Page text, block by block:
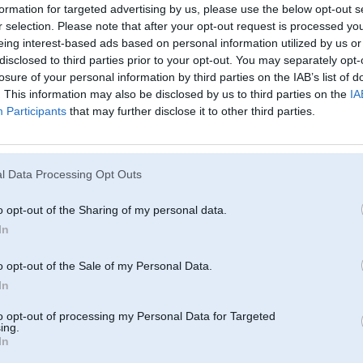
for targeted advertising by us, please use the below opt-out
selection. Please note that after your opt-out request is processed
interest-based ads based on personal information utilized by us
to third parties prior to your opt-out. You may separately
of your personal information by third parties on the IAB’s list of
This information may also be disclosed by us to third parties on the
Participants that may further disclose it to other third parties.
Data Processing Opt Outs
opt-out of the Sharing of my personal data.
opt-out of the Sale of my Personal Data.
opt-out of processing my Personal Data for Targeted
03. Oct 2010, 17:32
SIA “Sintija auto”
Jaunciema gatvē 320B, Rīgā
tel. 6734 2048
26. Jul 2011, 15:38
http://www.autoserviss24.lv/autoservisi/19/Latvija/geometrijas-korekcija